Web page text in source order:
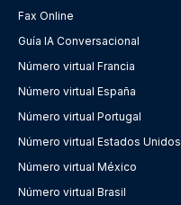
Fax Online
Guía IA Conversacional
Número virtual Francia
Número virtual España
Número virtual Portugal
Número virtual Estados Unidos
Número virtual México
Número virtual Brasil